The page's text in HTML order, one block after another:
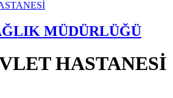
MÜDÜRLÜĞÜ
HASTANESİ